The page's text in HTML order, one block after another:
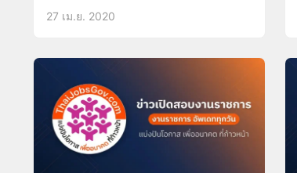
ปวท./ปวส./อนุปริญญา 5-13พ.ค.63
27 เม.ย. 2020